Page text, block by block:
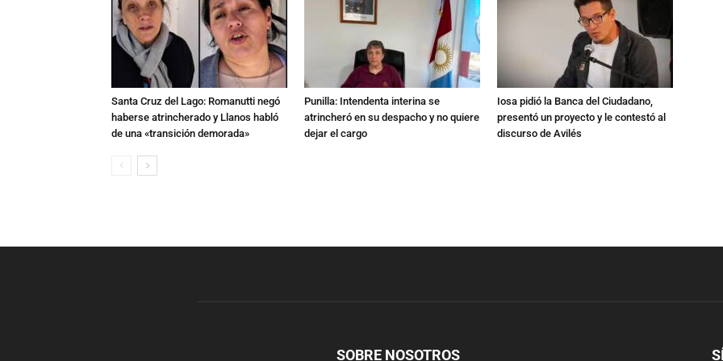
Santa Cruz del Lago: Romanutti negó
haberse atrincherado y Llanos habló
de una «transición demorada»
Punilla: Intendenta interina se
atrincheró en su despacho y no quiere
dejar el cargo
Iosa pidió la Banca del Ciudadano,
presentó un proyecto y le contestó al
discurso de Avilés
SOBRE NOSOTROS